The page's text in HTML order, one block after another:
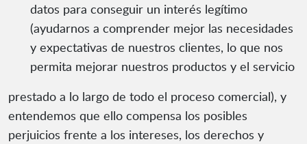
datos para conseguir un interés legítimo
(ayudarnos a comprender mejor las necesidades
y expectativas de nuestros clientes, lo que nos
permita mejorar nuestros productos y el servicio
prestado a lo largo de todo el proceso comercial), y
entendemos que ello compensa los posibles
perjuicios frente a los intereses, los derechos y